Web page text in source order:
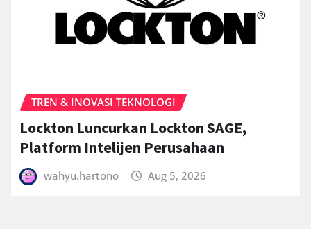
TREN & INOVASI TEKNOLOGI
Lockton Luncurkan Lockton SAGE,
Platform Intelijen Perusahaan
wahyu.hartono Aug 5, 2026